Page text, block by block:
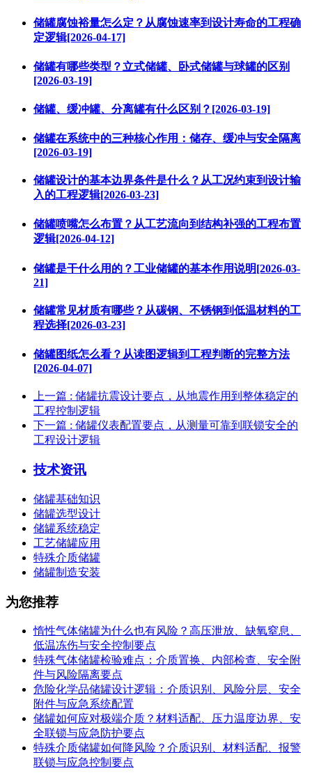
储罐腐蚀裕量怎么定？从腐蚀速率到设计寿命的工程确
定逻辑[2026-04-17]
储罐有哪些类型？立式储罐、卧式储罐与球罐的区别
[2026-03-19]
储罐、缓冲罐、分离罐有什么区别？[2026-03-19]
储罐在系统中的三种核心作用：储存、缓冲与安全隔离
[2026-03-19]
储罐设计的基本边界条件是什么？从工况约束到设计输
入的工程逻辑[2026-03-23]
储罐喷嘴怎么布置？从工艺流向到结构补强的工程布置
逻辑[2026-04-12]
储罐是干什么用的？工业储罐的基本作用说明[2026-03-
21]
储罐常见材质有哪些？从碳钢、不锈钢到低温材料的工
程选择[2026-03-23]
储罐图纸怎么看？从读图逻辑到工程判断的完整方法
[2026-04-07]
上一篇 : 储罐抗震设计要点，从地震作用到整体稳定的
工程控制逻辑
下一篇 : 储罐仪表配置要点，从测量可靠到联锁安全的
工程设计逻辑
技术资讯
储罐基础知识
储罐选型设计
储罐系统稳定
工艺储罐应用
特殊介质储罐
储罐制造安装
为您推荐
惰性气体储罐为什么也有风险？高压泄放、缺氧窒息、
低温冻伤与安全控制要点
特殊气体储罐检验难点：介质置换、内部检查、安全附
件与风险隔离要点
危险化学品储罐设计逻辑：介质识别、风险分层、安全
附件与应急系统配置
储罐如何应对极端介质？材料适配、压力温度边界、安
全联锁与应急防护要点
特殊介质储罐如何降风险？介质识别、材料适配、报警
联锁与应急控制要点